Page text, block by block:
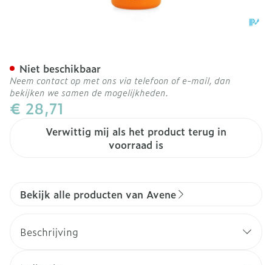
€ 28,71
Verwittig mij als het product terug in
voorraad is
Niet beschikbaar
Neem contact op met ons via telefoon of e-mail, dan
bekijken we samen de mogelijkheden.
Bekijk alle producten van Avene
Beschrijving